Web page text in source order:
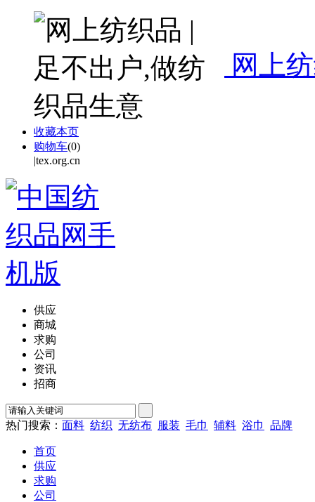
网上
收藏本页
购物车(0)
|tex.org.cn
供应
商城
求购
公司
资讯
招商
热门搜索： 面料 纺织 无纺布 服装 毛巾 辅料 浴巾 品牌
首页
供应
求购
公司